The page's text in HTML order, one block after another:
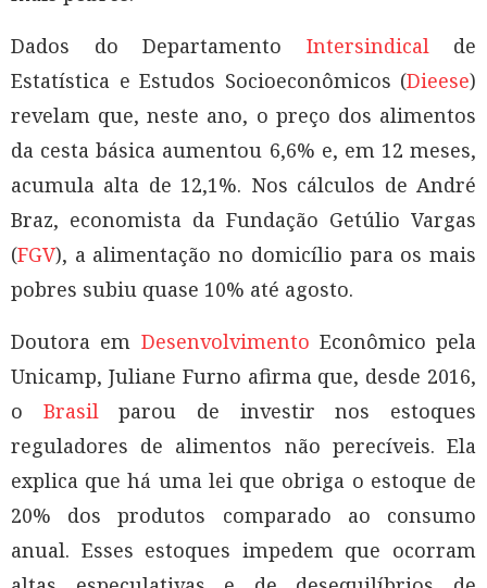
Dados do Departamento Intersindical de
Estatística e Estudos Socioeconômicos (Dieese)
revelam que, neste ano, o preço dos alimentos
da cesta básica aumentou 6,6% e, em 12 meses,
acumula alta de 12,1%. Nos cálculos de André
Braz, economista da Fundação Getúlio Vargas
(FGV), a alimentação no domicílio para os mais
pobres subiu quase 10% até agosto.
Doutora em Desenvolvimento Econômico pela
Unicamp, Juliane Furno afirma que, desde 2016,
o Brasil parou de investir nos estoques
reguladores de alimentos não perecíveis. Ela
explica que há uma lei que obriga o estoque de
20% dos produtos comparado ao consumo
anual. Esses estoques impedem que ocorram